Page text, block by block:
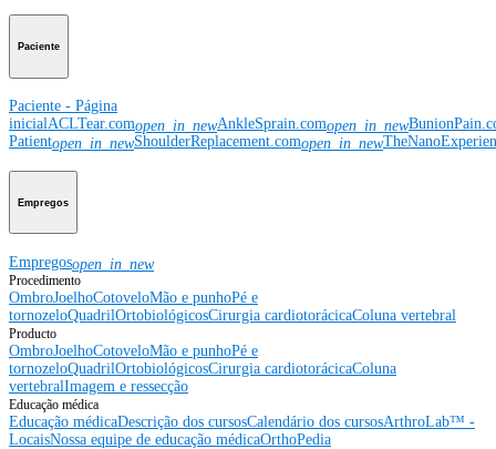
Paciente
Paciente - Página
inicialACLTear.comopen_in_newAnkleSprain.comopen_in_new
Patientopen_in_newShoulderReplacement.comopen_in_new
Empregos
Empregosopen_in_new
Procedimento
OmbroJoelhoCotoveloMão e punhoPé e
tornozeloQuadrilOrtobiológicosCirurgia cardiotorácicaColuna vertebral
Producto
OmbroJoelhoCotoveloMão e punhoPé e
tornozeloQuadrilOrtobiológicosCirurgia cardiotorácicaColuna
vertebralImagem e ressecção
Educação médica
Educação médicaDescrição dos cursosCalendário dos cursosArthroLab™ -
LocaisNossa equipe de educação médicaOrthoPedia